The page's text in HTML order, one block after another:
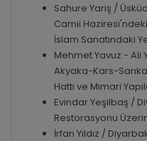
Sahure Yariş /
Camii Haziresi'ndeki
İslam Sanatındaki
Mehmet Yavuz - Ali
Akyaka-Kars-
Hattı ve Mimari
Evindar Yeşilbaş /
Restorasyonu
İrfan Yıldız /